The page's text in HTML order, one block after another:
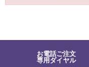
お電話ご注文
専用ダイヤル